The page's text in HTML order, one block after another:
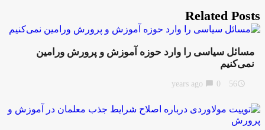
Related Posts
مسائل سیاسی را وارد حوزه آموزش و پرورش ورامین
نمی‌کنیم
access_time
56 years ago
chat_bubble